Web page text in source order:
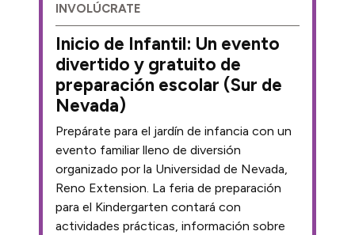
INVOLÚCRATE
Inicio de Infantil: Un evento
divertido y gratuito de
preparación escolar (Sur de
Nevada)
Prepárate para el jardín de infancia con un
evento familiar lleno de diversión
organizado por la Universidad de Nevada,
Reno Extension. La feria de preparación
para el Kindergarten contará con
actividades prácticas, información sobre